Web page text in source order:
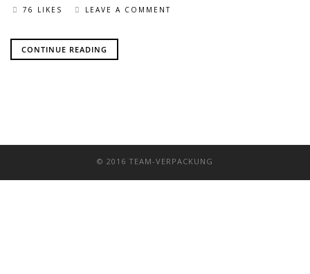
76 LIKES LEAVE A COMMENT
CONTINUE READING
© 2016 TEAM-VERPACKUNG